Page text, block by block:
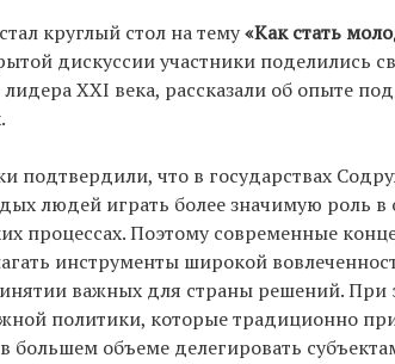
круглый стол на тему«Как стать
дискуссии участники поделились
XXI века, рассказали об опыте
что в государствах
людей играть более значимую роль в
процессах. Поэтому современные
инструменты широкой
важных для страны решений.
политики, которые традиционно
большем объеме делегировать